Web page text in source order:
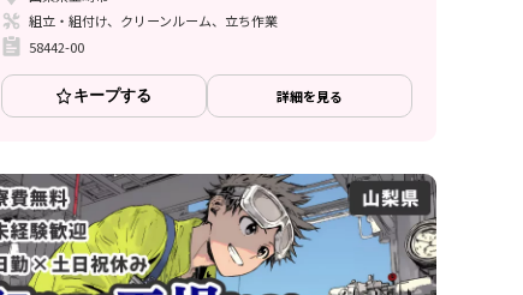
組立・組付け、クリーンルーム、立ち作業
58442-00
キープする 詳細を見る